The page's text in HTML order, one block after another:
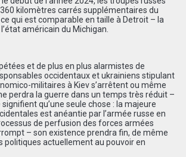
kilomètres carrés supplémentaires du
qui est comparable en taille à Detroit – la
américain du Michigan.
et de plus en plus alarmistes de
occidentaux et ukrainiens stipulant
militaires à Kiev s’arrêtent ou même
perdra la guerre dans un temps très réduit –
qu’une seule chose : la majeure
est anéantie par l’armée russe en
de perfusion des forces armées
– son existence prendra fin, de même
politiques actuellement au pouvoir en